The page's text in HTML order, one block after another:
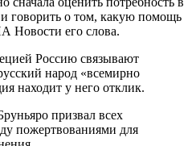
говорить о том, какую помощь
его слова.
Россию связывают
народ «всемирно
находит у него отклик.
призвал всех
пожертвованиями для